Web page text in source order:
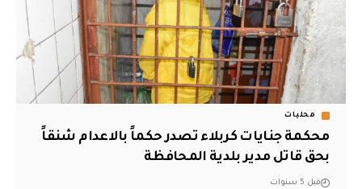
محليات
محكمة جنايات كربلاء تصدر حكماً بالاعدام شنقاً
بحق قاتل مدير بلدية المحافظة
قبل 5 سنوات